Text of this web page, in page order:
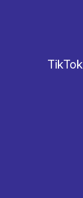
TikTok